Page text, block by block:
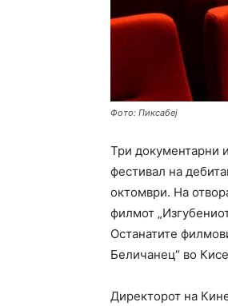
Фото: Пиксабеј
Три документарни
фестивал на
октомври. На
филмот
Останатите
Беличанец“ во
Директорот на